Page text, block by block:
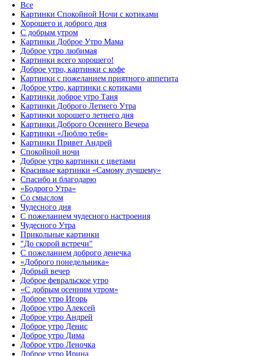
Все
Картинки Спокойной Ночи с котиками
Хорошего и доброго дня
С добрым утром
Картинки Доброе Утро Мама
Доброе утро любимая
Картинки всего хорошего!
Доброе утро, картинки с кофе
Картинки с пожеланием приятного аппетита
Доброе утро, картинки с котиками
Картинки доброе утро Таня
Картинки Доброго Летнего Утра
Картинки хорошего летнего дня
Картинки Доброго Осеннего Вечера
Картинки «Люблю тебя»
Картинки Привет Андрей
Спокойной ночи
Доброе утро картинки с цветами
Красивые картинки «Самому лучшему»
Спасибо и благодарю
«‎Бодрого Утра»‎
Со смыслом
Чудесного дня
С пожеланием чудесного настроения
Чудесного Утра
Прикольные картинки
"До скорой встречи"
С пожеланием доброго денечка
«Доброго понедельника»‎
Добрый вечер
Доброе февральское утро
«С добрым осенним утром»‎
Доброе утро Игорь
Доброе утро Алексей
Доброе утро Андрей
Доброе утро Денис
Доброе утро Дима
Доброе утро Леночка
Доброе утро Ирина